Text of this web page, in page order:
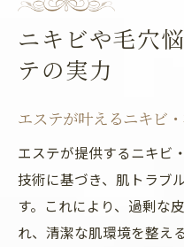
ニキビや毛穴
テの実力
エステが叶えるニキビ
エステが提供するニキビ
技術に基づき、肌トラブ
す。これにより、過剰な
れ、清潔な肌環境を整え